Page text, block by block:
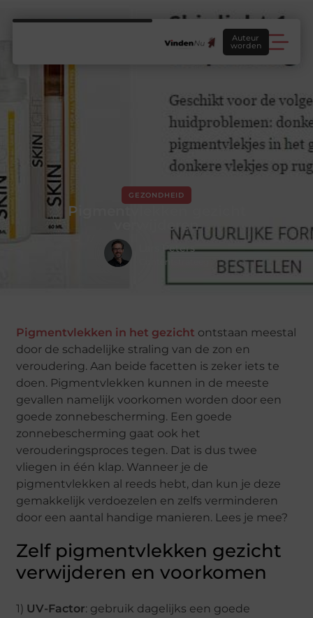
Auteur
worden
GEZONDHEID
Pigmentvlekken gezicht
verwijderen
Lars Peters
Contentstrateeg
Pigmentvlekken in het gezicht ontstaan meestal
door de schadelijke straling van de zon en
veroudering. Aan beide facetten is zeker iets te
doen. Pigmentvlekken kunnen in de meeste
gevallen namelijk voorkomen worden door een
goede zonnebescherming. Een goede
zonnebescherming gaat ook het
verouderingsproces tegen. Dat is dus twee
vliegen in één klap. Wanneer je de
pigmentvlekken al reeds hebt, dan kun je deze
gemakkelijk verdoezelen en zelfs verminderen
door een aantal handige manieren. Lees je mee?
Zelf pigmentvlekken gezicht
verwijderen en voorkomen
1) UV-Factor: gebruik dagelijks een goede